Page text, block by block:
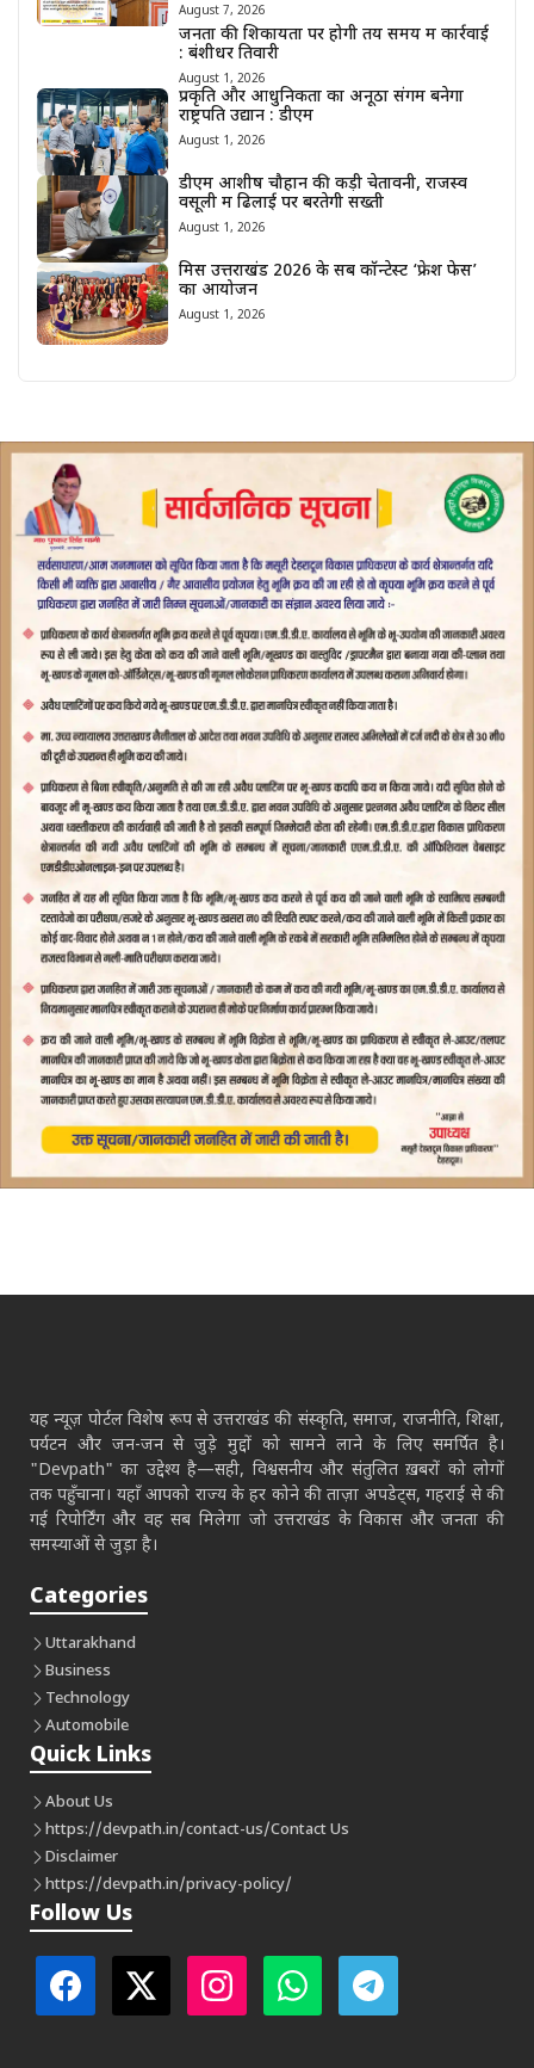
August 7, 2026
जनता की शिकायतों पर होगी तय समय में कार्रवाई
: बंशीधर तिवारी
August 1, 2026
प्रकृति और आधुनिकता का अनूठा संगम बनेगा
राष्ट्रपति उद्यान : डीएम
August 1, 2026
डीएम आशीष चौहान की कड़ी चेतावनी, राजस्व
वसूली में ढिलाई पर बरतेगी सख्ती
August 1, 2026
मिस उत्तराखंड 2026 के सब कॉन्टेस्ट ‘फ्रेश फेस’
का आयोजन
August 1, 2026
यह न्यूज़ पोर्टल विशेष रूप से उत्तराखंड की संस्कृति, समाज, राजनीति, शिक्षा,
पर्यटन और जन-जन से जुड़े मुद्दों को सामने लाने के लिए समर्पित है।
"Devpath" का उद्देश्य है—सही, विश्वसनीय और संतुलित ख़बरों को लोगों
तक पहुँचाना। यहाँ आपको राज्य के हर कोने की ताज़ा अपडेट्स, गहराई से की
गई रिपोर्टिंग और वह सब मिलेगा जो उत्तराखंड के विकास और जनता की
समस्याओं से जुड़ा है।
Categories
Uttarakhand
Business
Technology
Automobile
Quick Links
About Us
https://devpath.in/contact-us/Contact Us
Disclaimer
https://devpath.in/privacy-policy/
Follow Us